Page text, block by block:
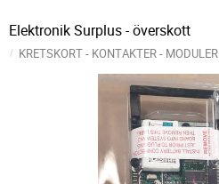
Elektronik Surplus - överskott
KRETSKORT - KONTAKTER - MODULER